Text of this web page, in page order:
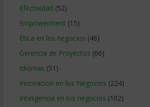
Efectividad (52)
Empowerment (15)
Etica en los negocios (46)
Gerencia de Proyectos (66)
Idiomas (51)
Innovacion en los Negocios (224)
Inteligencia en los negocios (102)